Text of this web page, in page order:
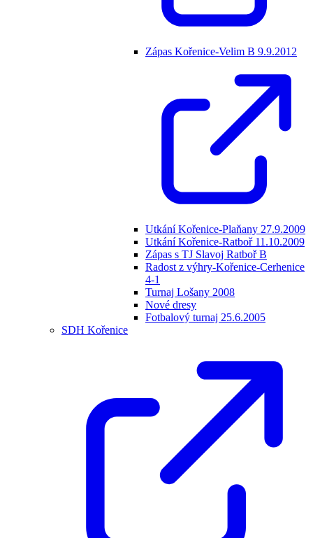
Zápas Kořenice-Velim B 9.9.2012
Utkání Kořenice-Plaňany 27.9.2009
Utkání Kořenice-Ratboř 11.10.2009
Zápas s TJ Slavoj Ratboř B
Radost z výhry-Kořenice-Cerhenice
4-1
Turnaj Lošany 2008
Nové dresy
Fotbalový turnaj 25.6.2005
SDH Kořenice